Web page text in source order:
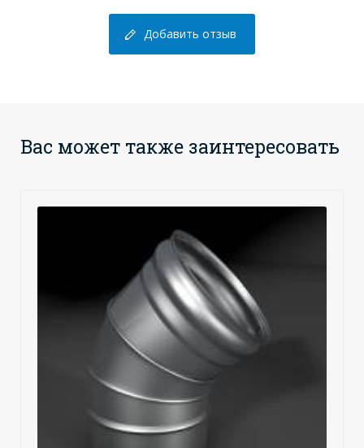
Добавить отзыв
Вас может также заинтересовать